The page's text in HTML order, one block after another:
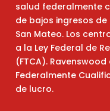
salud federalmente
de bajos ingresos
San Mateo. Los
a la Ley Federal de
(FTCA).
Federalmente
de lucro.